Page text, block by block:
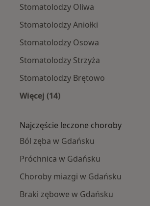
Stomatolodzy Oliwa
Stomatolodzy Aniołki
Stomatolodzy Osowa
Stomatolodzy Strzyża
Stomatolodzy Brętowo
Więcej (14)
Najczęście leczone choroby
Ból zęba w Gdańsku
Próchnica w Gdańsku
Choroby miazgi w Gdańsku
Braki zębowe w Gdańsku